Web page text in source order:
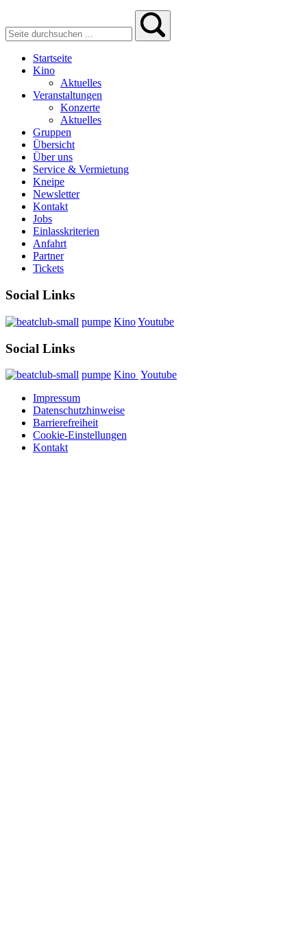
Startseite
Kino
Aktuelles
Veranstaltungen
Konzerte
Aktuelles
Gruppen
Übersicht
Über uns
Service & Vermietung
Kneipe
Newsletter
Kontakt
Jobs
Einlasskriterien
Anfahrt
Partner
Tickets
Social Links
pumpe KinoYoutube
Social Links
pumpe Kino Youtube
Impressum
Datenschutzhinweise
Barrierefreiheit
Cookie-Einstellungen
Kontakt